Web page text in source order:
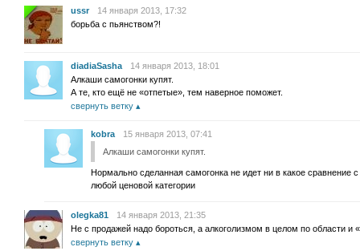
ussr
14 января 2013, 17:32
борьба с пьянством?!
diadiaSasha
14 января 2013, 18:01
Алкаши самогонки купят.
А те, кто ещё не «отпетые», тем наверное поможет.
свернуть ветку
kobra
15 января 2013, 07:41
Алкаши самогонки купят.
Нормально сделанная самогонка не идет ни в какое сравнение
любой ценовой категории
olegka81
14 января 2013, 21:35
Не с продажей надо бороться, а алкоголизмом в целом по области и
свернуть ветку